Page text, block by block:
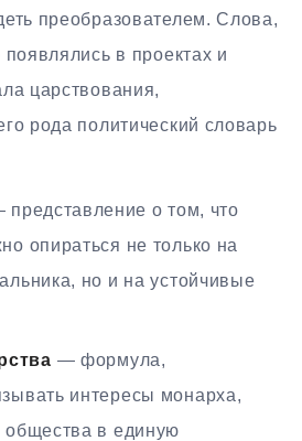
преобразователем. Слова,
в проектах и
царствования,
рода политический словарь
представление о том, что
опираться не только на
но и на устойчивые
— формула,
интересы монарха,
общества в единую